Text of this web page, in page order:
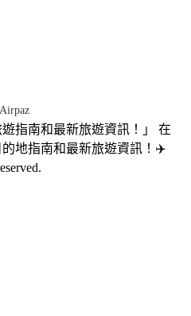
遊指南和最新旅遊資訊！」 在
地指南和最新旅遊資訊！✈️